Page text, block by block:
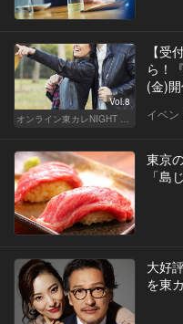
Vol.8
【受
ら！
(金)
イベン
東京
「島
大好
を東